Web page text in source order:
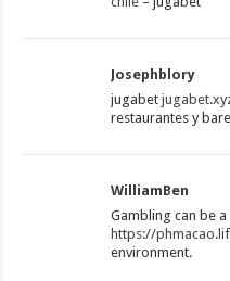
Josephblory
jugabet
restaurantes y
WilliamBen
Gambling can be
https://
environment.